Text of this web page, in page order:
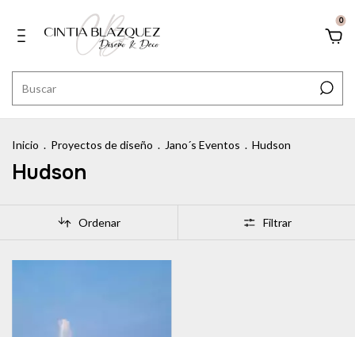
0
Inicio . Proyectos de diseño . Jano´s Eventos . Hudson
Hudson
Ordenar Filtrar